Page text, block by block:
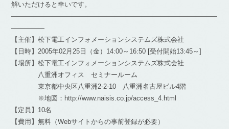
解いただけると幸いです。
―――――――――――――――――――――――――――――――
―――――
【主催】松下電工インフォメーションシステムズ株式会社
【日時】2005年02月25日（金）14:00～16:50 [受付開始13:45～]
【場所】松下電工インフォメーションシステムズ株式会社
八重洲オフィス セミナールーム
東京都中央区八重洲2-2-10 八重洲名古屋ビル4階
※地図：http://www.naisis.co.jp/access_4.html
【定員】10名
【費用】無料（Webサイトからの事前登録が必要）